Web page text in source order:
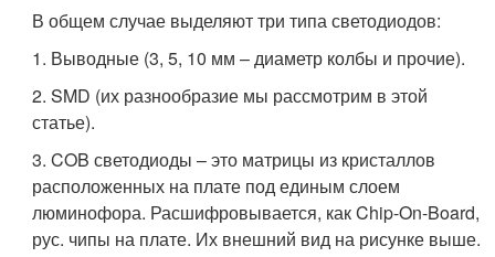
В общем случае выделяют три типа светодиодов:
1. Выводные (3, 5, 10 мм – диаметр колбы и прочие).
2. SMD (их разнообразие мы рассмотрим в этой
статье).
3. COB светодиоды – это матрицы из кристаллов
расположенных на плате под единым слоем
люминофора. Расшифровывается, как Chip-On-Board,
рус. чипы на плате. Их внешний вид на рисунке выше.